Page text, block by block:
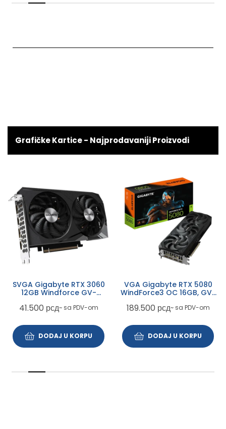
Grafičke Kartice - Najprodavaniji Proizvodi
SVGA Gigabyte RTX 3060
12GB Windforce GV-
41.500 рсд~ sa PDV-om
DODAJ U KORPU
VGA Gigabyte RTX 5080
WindForce3 OC 16GB, GV-
189.500 рсд~ sa PDV-om
DODAJ U KORPU